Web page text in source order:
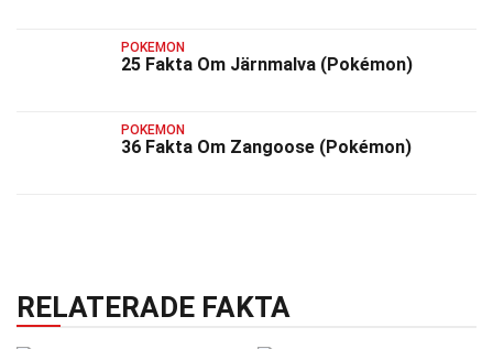
POKEMON
25 Fakta Om Järnmalva (Pokémon)
POKEMON
36 Fakta Om Zangoose (Pokémon)
RELATERADE FAKTA